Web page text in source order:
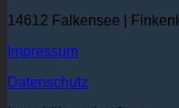
14612 Falkensee |
Impressum
Datenschutz